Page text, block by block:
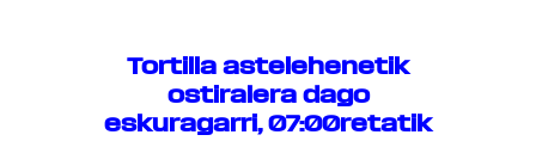
Tortilla astelehenetik
ostiralera dago
eskuragarri, 07:00retatik